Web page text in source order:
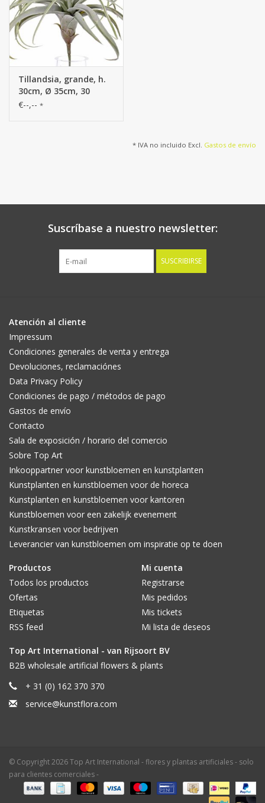
Tillandsia, grande, h.
30cm, Ø 35cm, 30
hojas
€--,-- *
* IVA no incluido Excl. Gastos de envío
Suscríbase a nuestro newsletter:
SUSCRIBIRSE
Atención al cliente
Impressum
Condiciones generales de venta y entrega
Devoluciones, reclamaciónes
Data Privacy Policy
Condiciones de pago / métodos de pago
Gastos de envío
Contacto
Sala de exposición / horario del comercio
Sobre Top Art
Inkooppartner voor kunstbloemen en kunstplanten
Kunstplanten en kunstbloemen voor de horeca
Kunstplanten en kunstbloemen voor kantoren
Kunstbloemen voor een zakelijk evenement
Kunstkransen voor bedrijven
Leverancier van kunstbloemen om inspiratie op te doen
Productos
Todos los productos
Ofertas
Etiquetas
RSS feed
Mi cuenta
Registrarse
Mis pedidos
Mis tickets
Mi lista de deseos
Top Art International - van Rijsoort BV
B2B wholesale artificial flowers & plants
+ 31 (0) 162 370 370
service@kunstflora.com
© Copyright 2026 Top Art International - flores y plantas artificiales - solo
para clientes comerciales -